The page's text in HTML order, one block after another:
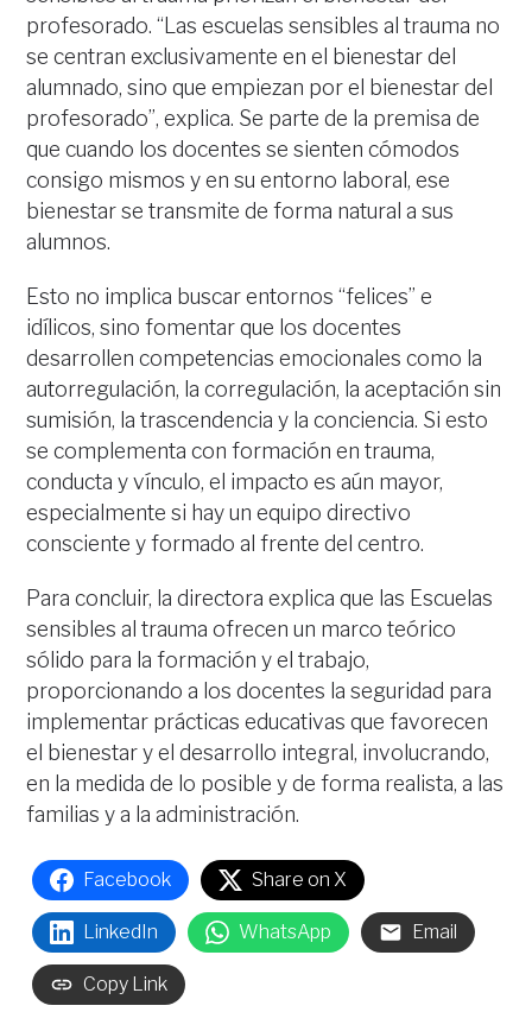
profesorado. “Las escuelas sensibles al trauma no
se centran exclusivamente en el bienestar del
alumnado, sino que empiezan por el bienestar del
profesorado”, explica. Se parte de la premisa de
que cuando los docentes se sienten cómodos
consigo mismos y en su entorno laboral, ese
bienestar se transmite de forma natural a sus
alumnos.
Esto no implica buscar entornos “felices” e
idílicos, sino fomentar que los docentes
desarrollen competencias emocionales como la
autorregulación, la corregulación, la aceptación sin
sumisión, la trascendencia y la conciencia. Si esto
se complementa con formación en trauma,
conducta y vínculo, el impacto es aún mayor,
especialmente si hay un equipo directivo
consciente y formado al frente del centro.
Para concluir, la directora explica que las Escuelas
sensibles al trauma ofrecen un marco teórico
sólido para la formación y el trabajo,
proporcionando a los docentes la seguridad para
implementar prácticas educativas que favorecen
el bienestar y el desarrollo integral, involucrando,
en la medida de lo posible y de forma realista, a las
familias y a la administración.
Facebook Share on X
LinkedIn WhatsApp Email
Copy Link